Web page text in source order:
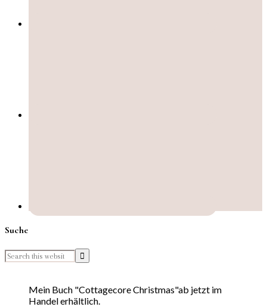
Suche
Mein Buch "Cottagecore Christmas"ab jetzt im
Handel erhältlich.